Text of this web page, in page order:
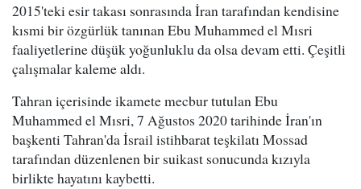
2015'teki esir takası sonrasında İran tarafından kendisine
kısmi bir özgürlük tanınan Ebu Muhammed el Mısri
faaliyetlerine düşük yoğunluklu da olsa devam etti. Çeşitli
çalışmalar kaleme aldı.
Tahran içerisinde ikamete mecbur tutulan Ebu
Muhammed el Mısri, 7 Ağustos 2020 tarihinde İran'ın
başkenti Tahran'da İsrail istihbarat teşkilatı Mossad
tarafından düzenlenen bir suikast sonucunda kızıyla
birlikte hayatını kaybetti.